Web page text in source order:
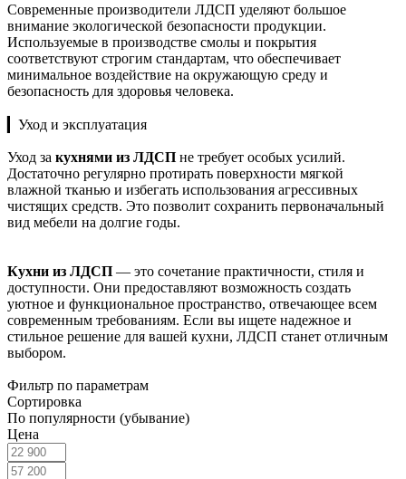
Современные производители ЛДСП уделяют большое
внимание экологической безопасности продукции.
Используемые в производстве смолы и покрытия
соответствуют строгим стандартам, что обеспечивает
минимальное воздействие на окружающую среду и
безопасность для здоровья человека.
▎Уход и эксплуатация
Уход за кухнями из ЛДСП не требует особых усилий.
Достаточно регулярно протирать поверхности мягкой
влажной тканью и избегать использования агрессивных
чистящих средств. Это позволит сохранить первоначальный
вид мебели на долгие годы.
Кухни из ЛДСП — это сочетание практичности, стиля и
доступности. Они предоставляют возможность создать
уютное и функциональное пространство, отвечающее всем
современным требованиям. Если вы ищете надежное и
стильное решение для вашей кухни, ЛДСП станет отличным
выбором.
Фильтр по параметрам
Сортировка
По популярности (убывание)
Цена